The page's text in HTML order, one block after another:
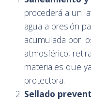
procederá a un
agua a presión
acumulada por
atmosférico,
materiales que
protectora.
Sellado